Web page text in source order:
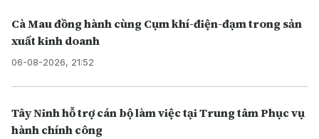
Cà Mau đồng hành cùng Cụm khí-điện-đạm trong sản
xuất kinh doanh
06-08-2026, 21:52
Tây Ninh hỗ trợ cán bộ làm việc tại Trung tâm Phục vụ
hành chính công